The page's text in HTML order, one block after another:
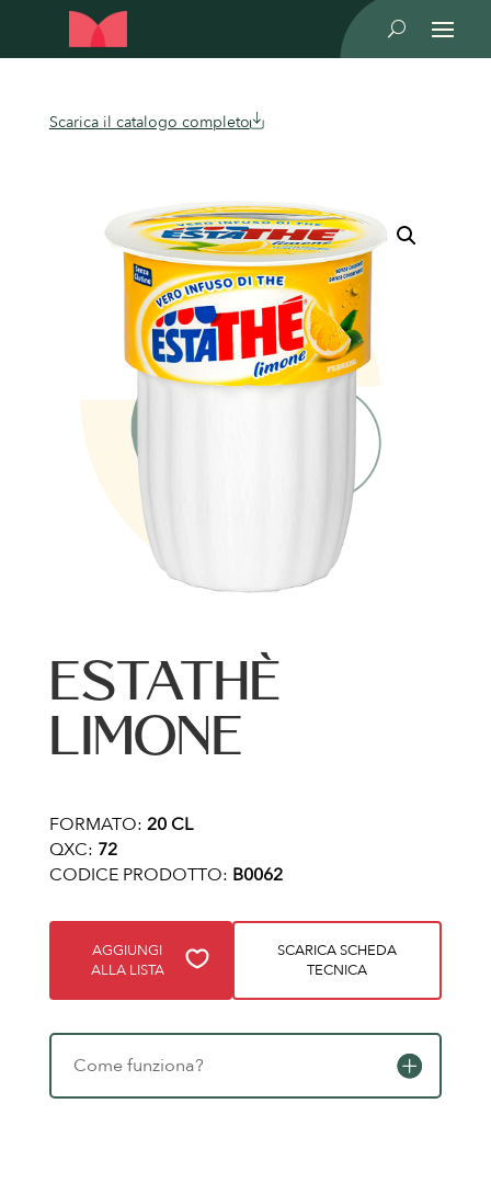
U
Scarica il catalogo completo
ESTATHÈ
LIMONE
FORMATO: 20 CL
QXC: 72
CODICE PRODOTTO: B0062
AGGIUNGI
ALLA LISTA
SCARICA SCHEDA
TECNICA
Come funziona?